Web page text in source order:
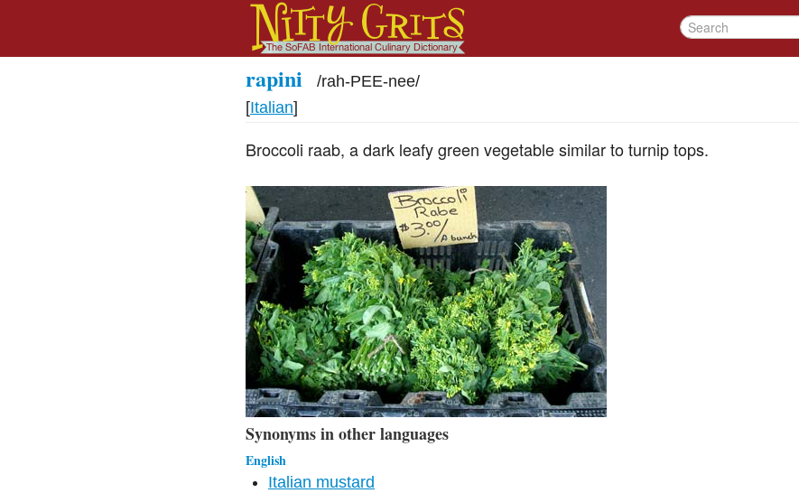
rapini /rah-PEE-nee/
[Italian]
Broccoli raab, a dark leafy green vegetable similar to turnip tops.
Synonyms in other languages
English
Italian mustard